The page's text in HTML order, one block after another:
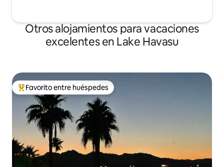
Otros alojamientos para vacaciones
excelentes en Lake Havasu
Favorito entre huéspedes preferido
Favorito entre huéspedes